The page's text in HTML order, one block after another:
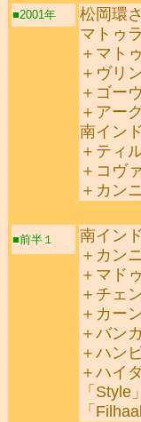
■2001年
松岡環
マトゥ
＋マト
＋ヴリ
＋ゴー
＋アー
南イン
＋ティ
＋コヴ
＋カン
■前半１
南イン
＋カン
＋マド
＋チェ
＋カー
＋バン
＋ハン
＋ハイ
「Style
「